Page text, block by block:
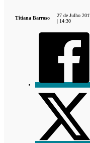
Titiana Barroso
27 de Julho
| 14:30